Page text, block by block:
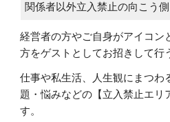
関係者以外立入禁止の向こう側
経営者の方やご自身がアイコン
方をゲストとしてお招きして行
仕事や私生活、人生観にまつわ
題・悩みなどの【立入禁止エリ
す。